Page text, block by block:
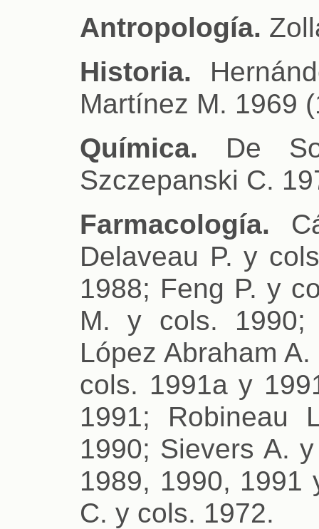
Antropología.
Historia.
Martínez M. 1969
Química. De
Szczepanski C.
Farmacología.
Delaveau P. y
1988; Feng P. y
M. y cols.
López Abraham
cols. 1991a y
1991; Robineau
1990; Sievers A.
1989, 1990, 1991
C. y cols. 1972.